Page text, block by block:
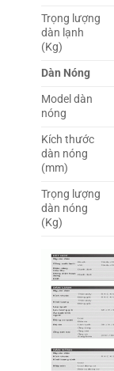
Trọng lượng
dàn lạnh
(Kg)
Dàn Nóng
Model dàn
nóng
Kích thước
dàn nóng
(mm)
Trọng lượng
dàn nóng
(Kg)